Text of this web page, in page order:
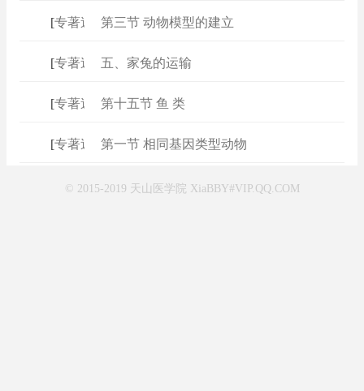
专著速查]
第三节 动物模型的建立
专著速查 ]
五、家兔的运输
专著速查]
第十五节 鱼 类
专著速查]
第一节 相同基因类型动物
© 2015-2019 天山医学院 XiaBBY#VIP.QQ.COM